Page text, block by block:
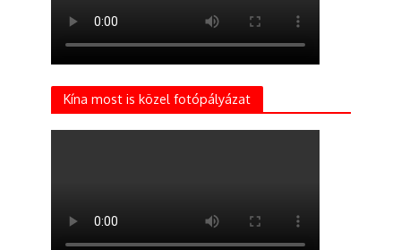
Kína most is közel fotópályázat